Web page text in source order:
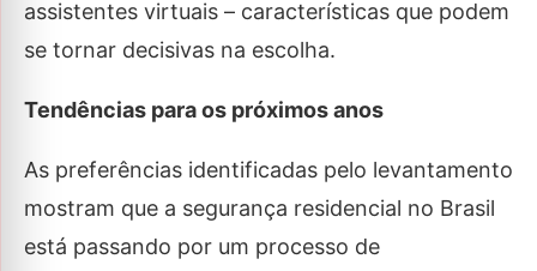
assistentes virtuais – características que podem
se tornar decisivas na escolha.
Tendências para os próximos anos
As preferências identificadas pelo levantamento
mostram que a segurança residencial no Brasil
está passando por um processo de